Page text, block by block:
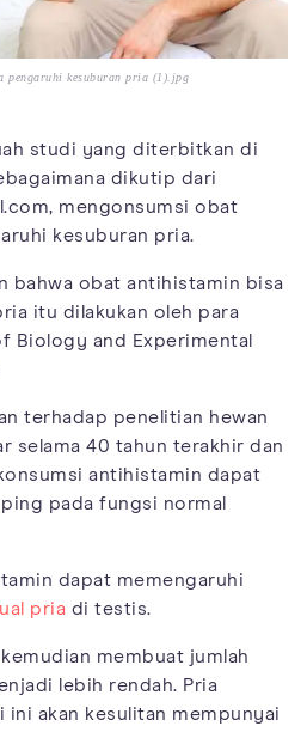
pengaruhi kesuburan pria (1).jpg
studi yang diterbitkan di
dikutip dari
mengonsumsi obat
kesuburan pria.
bahwa obat antihistamin bisa
itu dilakukan oleh para
Biology and Experimental
terhadap penelitian hewan
selama 40 tahun terakhir dan
antihistamin dapat
pada fungsi normal
dapat memengaruhi
pria di testis.
membuat jumlah
lebih rendah. Pria
akan kesulitan mempunyai